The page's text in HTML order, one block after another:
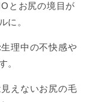
とお尻の境目が
に。
理中の不快感や
。
えないお尻の毛